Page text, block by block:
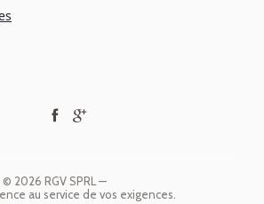
© 2026 RGV SPRL —
au service de vos exigences.